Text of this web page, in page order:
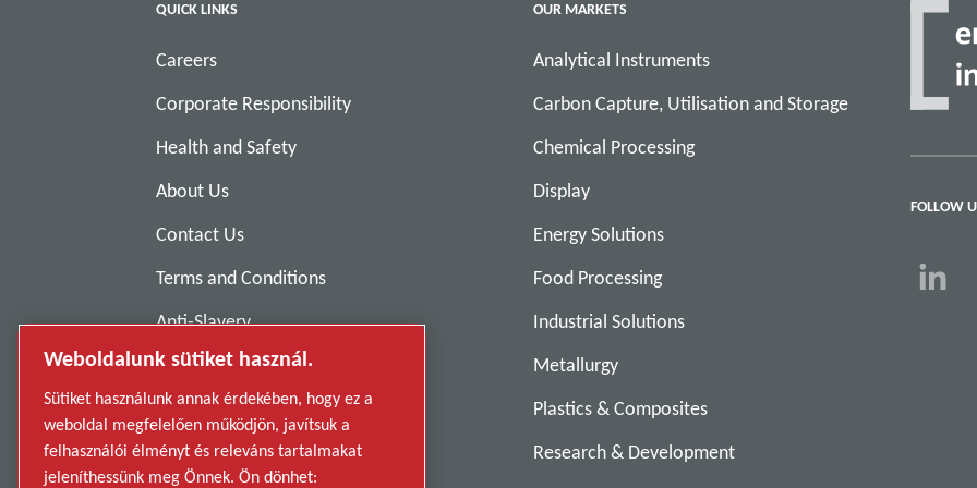
QUICK LINKS
Careers
Corporate Responsibility
Health and Safety
About Us
Contact Us
Terms and Conditions
Anti-Slavery
Privacy Policy
Report Misconduct
Suppliers
OUR MARKETS
Analytical Instruments
Carbon Capture, Utilisation and Storage
Chemical Processing
Display
Energy Solutions
Food Processing
Industrial Solutions
Metallurgy
Plastics & Composites
Research & Development
FOLLOW
Weboldalunk sütiket használ.
Sütiket használunk annak érdekében, hogy ez a
weboldal megfelelően működjön, javítsuk a
felhasználói élményt és releváns tartalmakat
jeleníthessünk meg Önnek. Ön dönhet: